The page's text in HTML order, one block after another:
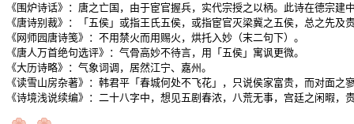
《围炉诗话》：唐之亡国，由于宦官握兵，实代宗授之以柄。此诗在德宗
《唐诗别裁》：「五侯」或指王氏五侯，或指宦官灭梁冀之五侯，总之先及
《网师园唐诗笺》：不用禁火而用赐火，烘托入妙（末二句下）。
《唐人万首绝句选评》：气骨高妙不待言，用「五侯」寓讽更微。
《大历诗略》：气象词调，居然江宁、嘉州。
《读雪山房杂著》：韩君平「春城何处不飞花」，只说侯家富贵，而对面
《诗境浅说续编》：二十八字中，想见五剧春浓，八荒无事，宫廷之闲暇